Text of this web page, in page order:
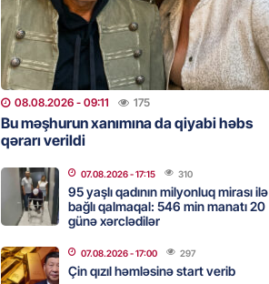
“Prezident İlham Əliyev müharibəni
qazandı, həm də sülhü qazandı!” –
Video
08.08.2026 - 14:50 171
BANNER
Məsud Pezeşkianın oğlu türkcə danışdı
08.08.2026- 14:39
MANŞET
Nikol Paşinyan Prezident İlham Əliyevə
ZƏNG ETDİ
08.08.2026 - 09:11 175
Bu məşhurun xanımına da qiyabi həbs
qərarı verildi
07.08.2026- 17:15 310
95 yaşlı qadının milyonluq mirası ilə
bağlı qalmaqal: 546 min manatı 20
günə xərclədilər
07.08.2026- 17:00 297
Çin qızıl həmləsinə start verib